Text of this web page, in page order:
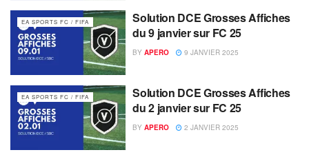
EA SPORTS FC / FIFA
Solution DCE Grosses Affiches
du 9 janvier sur FC 25
BY APERO 9 JANVIER 2025
EA SPORTS FC / FIFA
Solution DCE Grosses Affiches
du 2 janvier sur FC 25
BY APERO 2 JANVIER 2025